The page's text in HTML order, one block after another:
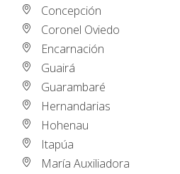
Concepción
Coronel Oviedo
Encarnación
Guairá
Guarambaré
Hernandarias
Hohenau
Itapúa
María Auxiliadora